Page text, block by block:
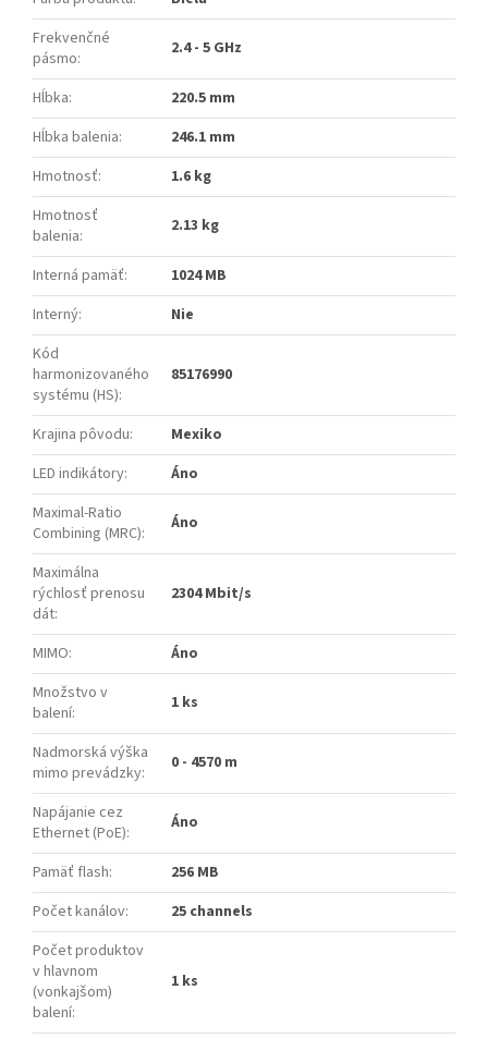
Frekvenčné
pásmo: 2.4 - 5 GHz
Hĺbka:
220.5 mm
Hĺbka balenia:
246.1 mm
Hmotnosť:
1.6 kg
Hmotnosť
balenia: 2.13 kg
Interná pamäť:
1024 MB
Interný:
Nie
Kód
harmonizovaného
systému (HS):
85176990
Krajina pôvodu:
Mexiko
LED indikátory:
Áno
Maximal-Ratio
Combining (MRC): Áno
Maximálna
rýchlosť prenosu
dát:
2304 Mbit/s
MIMO:
Áno
Množstvo v
balení: 1 ks
Nadmorská výška
mimo prevádzky: 0 - 4570 m
Napájanie cez
Ethernet (PoE): Áno
Pamäť flash:
256 MB
Počet kanálov:
25 channels
Počet produktov
v hlavnom
(vonkajšom)
balení:
1 ks